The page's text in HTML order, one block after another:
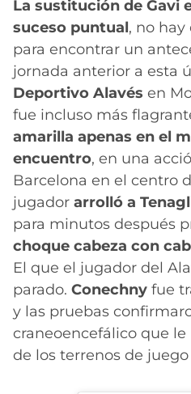
La sustitución de Gavi
suceso puntual, no
para encontrar un
jornada anterior a esta
Deportivo Alavés en
fue incluso más
amarilla apenas en el
encuentro, en una
Barcelona en el centro
jugador arrolló a
para minutos después
choque cabeza con
El que el jugador del
parado. Conechny fue
y las pruebas
craneoencefálico que
de los terrenos de